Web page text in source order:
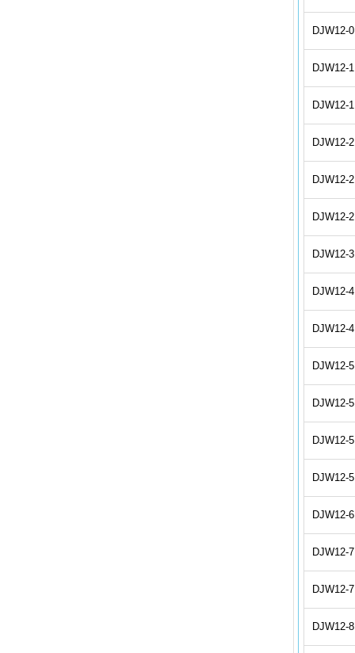
DJW12-
DJW12-
DJW12-
DJW12-
DJW12-
DJW12-
DJW12-
DJW12-
DJW12-
DJW12-
DJW12-
DJW12-
DJW12-
DJW12-
DJW12-
DJW12-
DJW12-